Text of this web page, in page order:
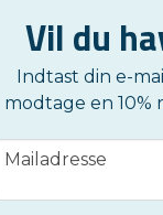
Vil du
Indtast din e-
modtage en 10%
email
Mailadresse